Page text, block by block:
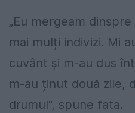
„Eu mergeam
mai mulți indivizi. Mi
cuvânt și m-au dus
m-au ținut două zile,
drumul", spune fata.